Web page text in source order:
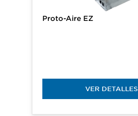
Proto-Aire EZ
VER DETALLES